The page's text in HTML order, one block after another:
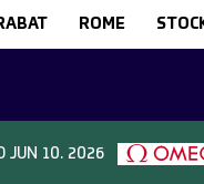
ROME
JUN 10. 2026